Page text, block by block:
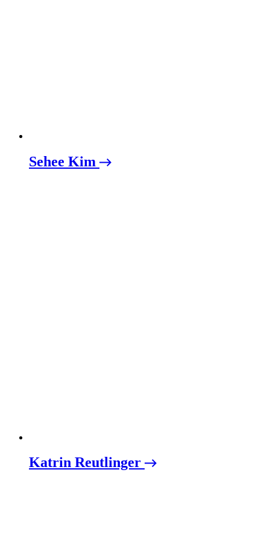
Sehee Kim
Katrin Reutlinger